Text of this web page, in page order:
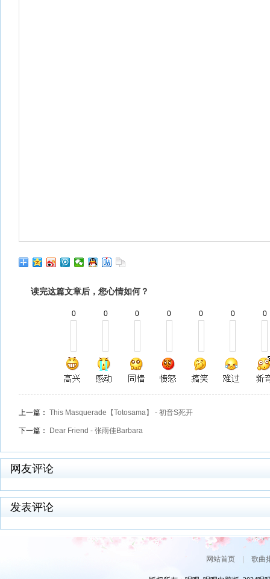
读完这篇文章后，您心情如何？
0 0 0 0 0 0 0
上一篇： This Masquerade【Totosama】 - 初音S死开
下一篇： Dear Friend - 张雨佳Barbara
网友评论
发表评论
网站首页| 歌曲